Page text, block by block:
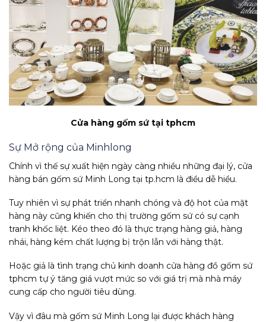
Cửa hàng gốm sứ tại tphcm
Sự Mở rộng của Minhlong
Chính vì thế sự xuất hiện ngày càng nhiều những đại lý, cửa
hàng bán gốm sứ Minh Long tại tp.hcm là điều dễ hiểu.
Tuy nhiên vì sự phát triển nhanh chóng và độ hot của mặt
hàng này cũng khiến cho thị trường gốm sứ có sự cạnh
tranh khốc liệt. Kéo theo đó là thực trạng hàng giả, hàng
nhái, hàng kém chất lượng bị trộn lẫn với hàng thật.
Hoặc giả là tình trạng chủ kinh doanh cửa hàng đồ gốm sứ
tphcm tự ý tăng giá vượt mức so với giá trị mà nhà máy
cung cấp cho người tiêu dùng.
Vậy vì đâu mà gốm sứ Minh Long lại được khách hàng